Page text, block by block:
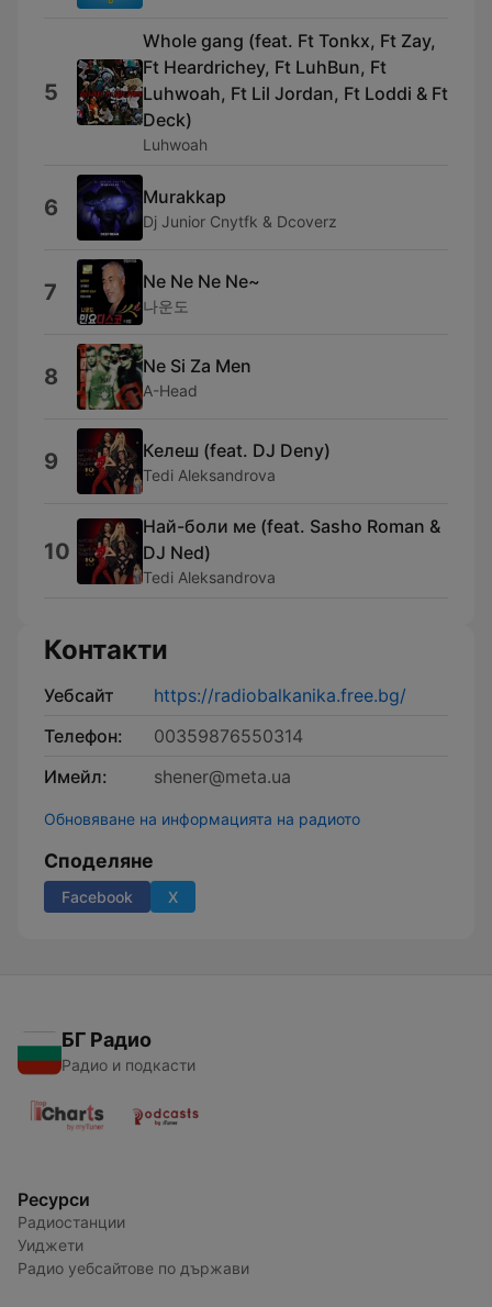
5
Whole gang (feat. Ft Tonkx, Ft Zay,
Ft Heardrichey, Ft LuhBun, Ft
Luhwoah, Ft Lil Jordan, Ft Loddi & Ft
Deck)
Luhwoah
6 Murakkap
Dj Junior Cnytfk & Dcoverz
7 Ne Ne Ne Ne~
나운도
8 Ne Si Za Men
A-Head
9 Келеш (feat. DJ Deny)
Tedi Aleksandrova
10
Най-боли ме (feat. Sasho Roman &
DJ Ned)
Tedi Aleksandrova
Контакти
Уебсайт
https://radiobalkanika.free.bg/
Телефон:
00359876550314
Имейл:
shener@meta.ua
Обновяване на информацията на радиото
Споделяне
Facebook X
БГ Радио
Радио и подкасти
Ресурси
Радиостанции
Уиджети
Радио уебсайтове по държави